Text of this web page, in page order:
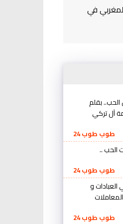
في
الحب.. بقلم
آل تركي
طوب طوب 24
الحب ..
طوب طوب 24
العبادات و
طوب طوب 24